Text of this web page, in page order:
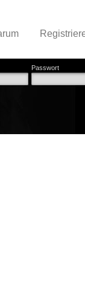
Passwort